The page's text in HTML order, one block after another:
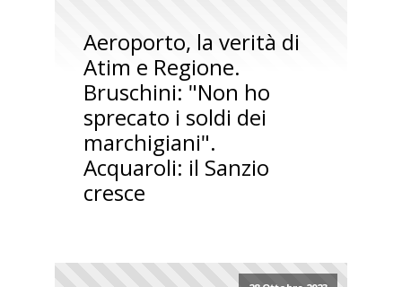
Aeroporto, la verità di
Atim e Regione.
Bruschini: "Non ho
sprecato i soldi dei
marchigiani".
Acquaroli: il Sanzio
cresce